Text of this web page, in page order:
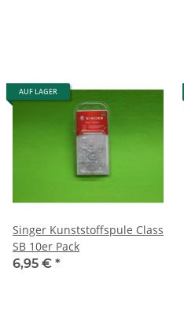
AUF LAGER
Singer Kunststoffspule Class
SB 10er Pack
6,95 € *